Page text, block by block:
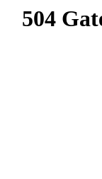
504